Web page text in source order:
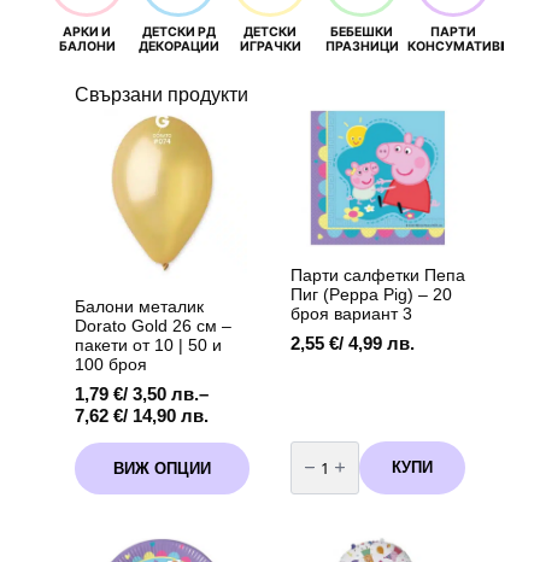
АРКИ И
БАЛОНИ
ДЕТСКИ РД
ДЕКОРАЦИИ
ДЕТСКИ
ИГРАЧКИ
БЕБЕШКИ
ПРАЗНИЦИ
ПАРТИ
КОНСУМАТИВИ
Свързани продукти
Балони металик
Dorato Gold 26 см –
пакети от 10 | 50 и
100 броя
1,79 €/ 3,50 лв.–
7,62 €/ 14,90 лв.
Price
1,79 €
/
3,50 лв.
ВИЖ ОПЦИИ
This
product
has
Парти салфетки Пепа
Пиг (Peppa Pig) – 20
броя вариант 3
2,55 €/ 4,99 лв.
количество
за
Парти
салфетки
КУПИ